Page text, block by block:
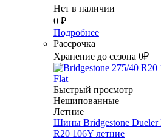
Нет в наличии
0 ₽
Подробнее
Рассрочка
Хранение до сезона 0₽
Быстрый просмотр
Нешипованные
Летние
Шины Bridgestone Dueler
R20 106Y летние